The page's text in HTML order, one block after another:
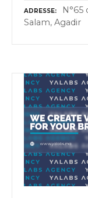
ADRESSE
N°65
Salam, Agadir